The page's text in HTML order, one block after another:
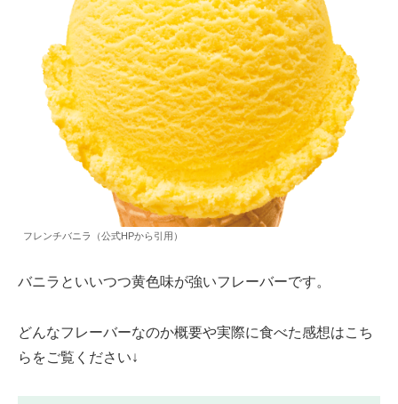
フレンチバニラ（公式HPから引用）
バニラといいつつ黄色味が強いフレーバーです。
どんなフレーバーなのか概要や実際に食べた感想はこち
らをご覧ください↓